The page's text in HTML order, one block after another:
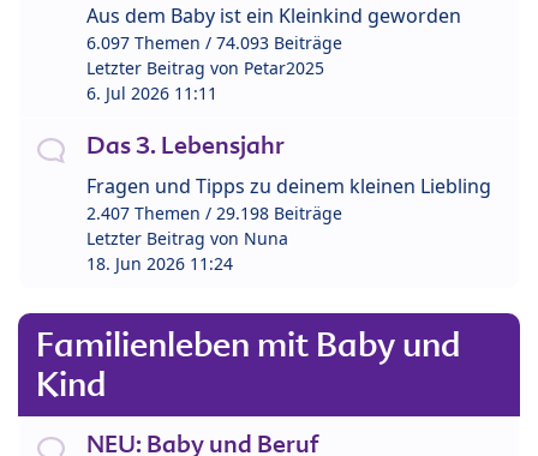
Aus dem Baby ist ein Kleinkind geworden
6.097 Themen / 74.093 Beiträge
Letzter Beitrag von Petar2025
6. Jul 2026 11:11
Das 3. Lebensjahr
Fragen und Tipps zu deinem kleinen Liebling
2.407 Themen / 29.198 Beiträge
Letzter Beitrag von Nuna
18. Jun 2026 11:24
Familienleben mit Baby und
Kind
NEU: Baby und Beruf